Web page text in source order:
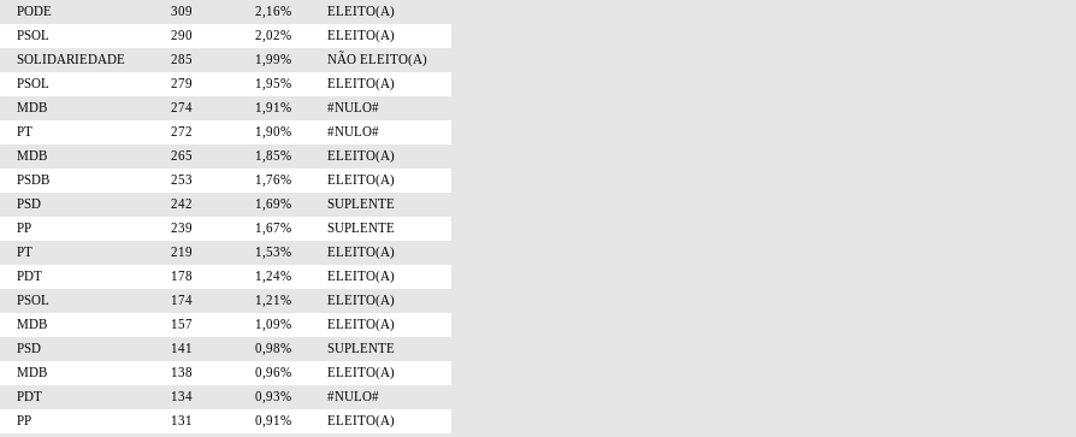
PODE 309 2,16%
ELEITO(A)
PSOL 290 2,02%
ELEITO(A)
SOLIDARIEDADE 285 1,99%
NÃO ELEITO(A)
PSOL 279 1,95%
ELEITO(A)
MDB 274 1,91%
#NULO#
PT 272 1,90%
#NULO#
MDB 265 1,85%
ELEITO(A)
PSDB 253 1,76%
ELEITO(A)
PSD 242 1,69%
SUPLENTE
PP 239 1,67%
SUPLENTE
PT 219 1,53%
ELEITO(A)
PDT 178 1,24%
ELEITO(A)
PSOL 174 1,21%
ELEITO(A)
MDB 157 1,09%
ELEITO(A)
PSD 141 0,98%
SUPLENTE
MDB 138 0,96%
ELEITO(A)
PDT 134 0,93%
#NULO#
PP 131 0,91%
ELEITO(A)